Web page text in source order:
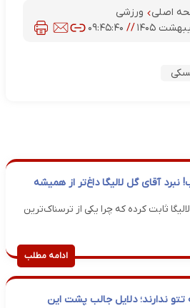
اصلی
ورزشی
// ۰۹:۴۵:۴۰
نبرد آقای گل لالیگا داغ‌تر از همیشه
ثابت کرده که چرا یکی از ترسناک‌ترین
ادامه مطلب
تتو ندارند؛ دلایل جالب پشت این